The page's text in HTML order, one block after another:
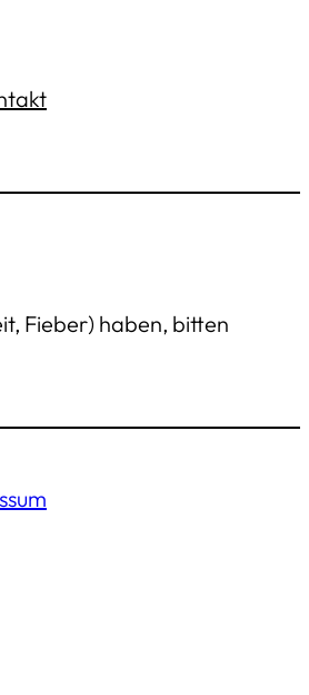
Fieber) haben, bitten